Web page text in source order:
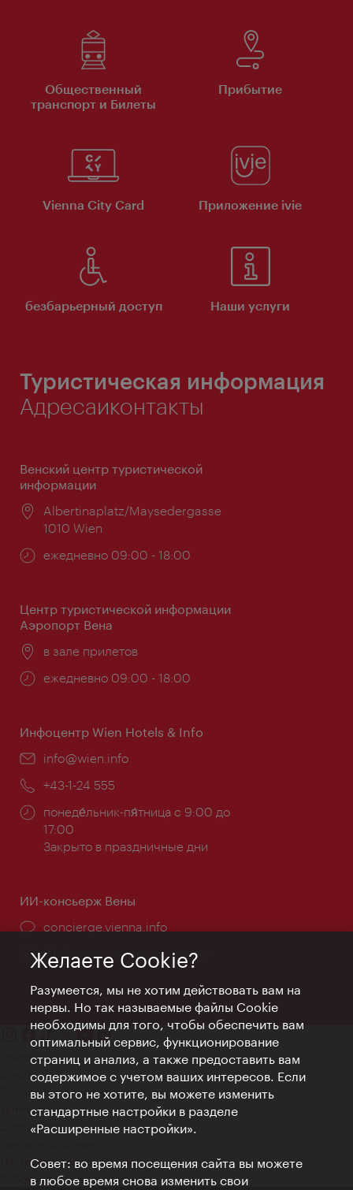
Общественный
транспорт и Билеты
Прибытие
Vienna City Card Приложение ivie
безбарьерный доступ Наши услуги
Туристическая информация
Адресаиконтакты
Венский центр туристической
информации
Расположение:
Albertinaplatz/Maysedergasse
1010 Wien
Часы
ежедневно 09:00 - 18:00
Центр туристической информации
Аэропорт Вена
Расположение:
в зале прилетов
Часы
ежедневно 09:00 - 18:00
Инфоцентр Wien Hotels & Info
Эл.
info@wien.info
Телефон:
+43-1-24 555
Часы
работы:
понеде́льник-пя́тница с 9:00 до
17:00
Закрыто в праздничные дни
ИИ-консьерж Вены
concierge.vienna.info
Информация круглосуточно
Контакт
Credits
Положение о конфиденциальности
Terms of Use
Доступность
Настройки файлов Cookie
© Copyright WienTourismus
Желаете Cookie?
Разумеется, мы не хотим действовать вам на
нервы. Но так называемые файлы Cookie
необходимы для того, чтобы обеспечить вам
оптимальный сервис, функционирование
страниц и анализ, а также предоставить вам
содержимое с учетом ваших интересов. Если
вы этого не хотите, вы можете изменить
стандартные настройки в разделе
«Расширенные настройки».
Совет: во время посещения сайта вы можете
в любое время снова изменить свои